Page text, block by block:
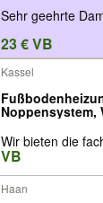
Sehr geehrte
23 € VB
Kassel
Noppensystem,
Wir bieten die
VB
Haan